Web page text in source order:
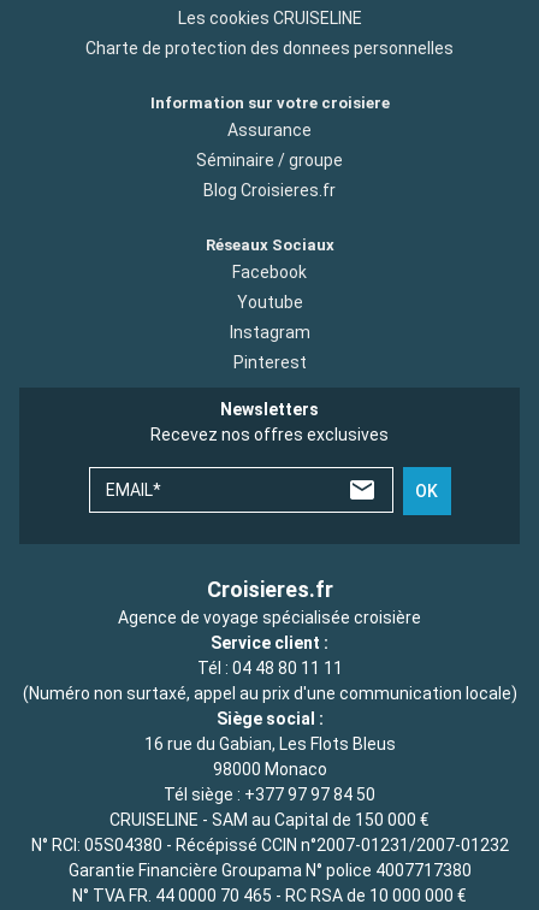
Les cookies CRUISELINE
Charte de protection des donnees personnelles
Information sur votre croisiere
Assurance
Séminaire / groupe
Blog Croisieres.fr
Réseaux Sociaux
Facebook
Youtube
Instagram
Pinterest
Newsletters
Recevez nos offres exclusives
EMAIL* OK
Croisieres.fr
Agence de voyage spécialisée croisière
Service client :
Tél : 04 48 80 11 11
(Numéro non surtaxé, appel au prix d'une communication locale)
Siège social :
16 rue du Gabian, Les Flots Bleus
98000 Monaco
Tél siège : +377 97 97 84 50
CRUISELINE - SAM au Capital de 150 000 €
N° RCI: 05S04380 - Récépissé CCIN n°2007-01231/2007-01232
Garantie Financière Groupama N° police 4007717380
N° TVA FR. 44 0000 70 465 - RC RSA de 10 000 000 €